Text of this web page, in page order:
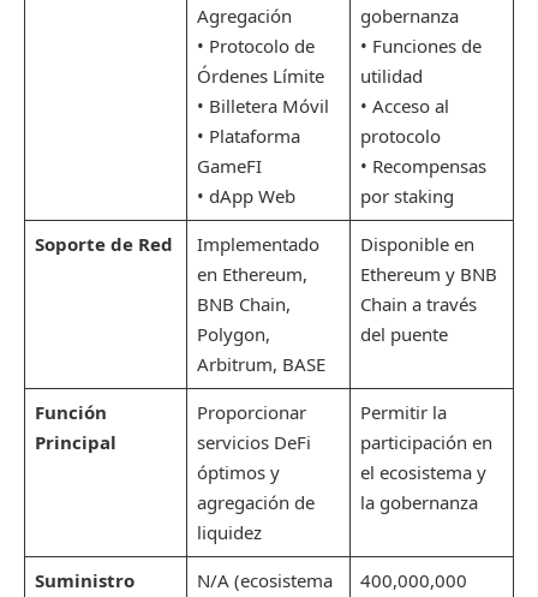
Agregación
• Protocolo de
Órdenes Límite
• Billetera Móvil
• Plataforma
GameFI
• dApp Web
gobernanza
• Funciones de
utilidad
• Acceso al
protocolo
• Recompensas
por staking
Soporte de Red
Implementado
en Ethereum,
BNB Chain,
Polygon,
Arbitrum, BASE
Disponible en
Ethereum y BNB
Chain a través
del puente
Función
Principal
Proporcionar
servicios DeFi
óptimos y
agregación de
liquidez
Permitir la
participación en
el ecosistema y
la gobernanza
Suministro
N/A (ecosistema
400,000,000